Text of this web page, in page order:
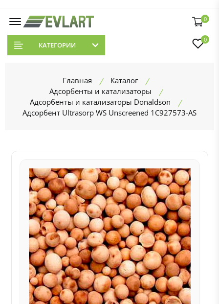
0
КАТЕГОРИИ
0
Главная
Каталог
Адсорбенты и катализаторы
Адсорбенты и катализаторы Donaldson
Адсорбент Ultrasorp WS Unscreened 1C927573-AS